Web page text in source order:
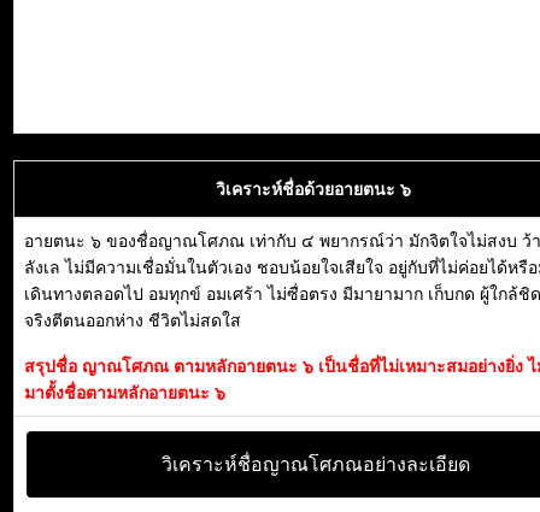
วิเคราะห์ชื่อด้วยอายตนะ ๖
อายตนะ ๖ ของชื่อญาณโศภณ เท่ากับ ๔ พยากรณ์ว่า มักจิตใจไม่สงบ ว้
ลังเล ไม่มีความเชื่อมั่นในตัวเอง ชอบน้อยใจเสียใจ อยู่กับที่ไม่ค่อยได้หรื
เดินทางตลอดไป อมทุกข์ อมเศร้า ไม่ซื่อตรง มีมายามาก เก็บกด ผู้ใกล้ชิ
จริงตีตนออกห่าง ชีวิตไม่สดใส
สรุปชื่อ ญาณโศภณ ตามหลักอายตนะ ๖ เป็นชื่อที่ไม่เหมาะสมอย่างยิ่ง
มาตั้งชื่อตามหลักอายตนะ ๖
วิเคราะห์ชื่อญาณโศภณอย่างละเอียด